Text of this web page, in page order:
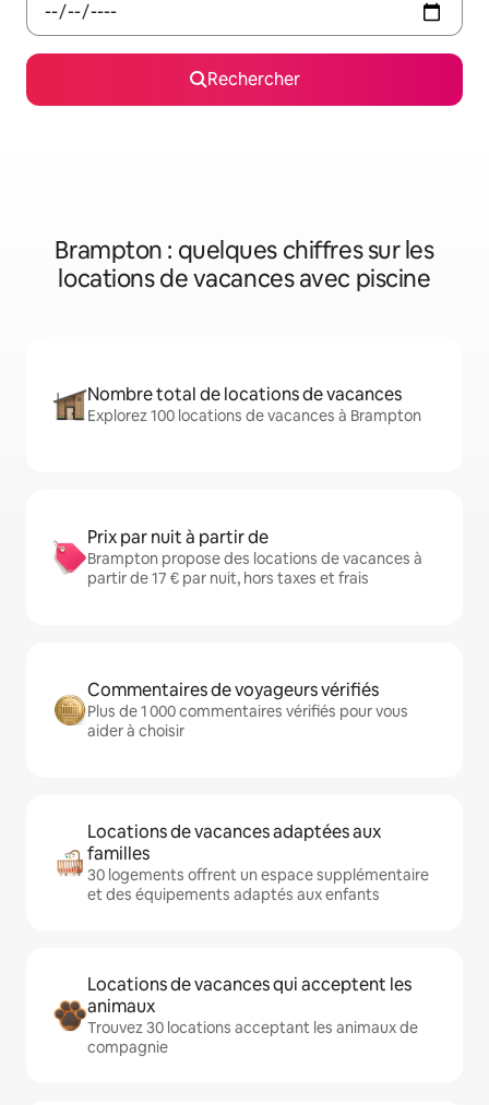
Rechercher
Brampton : quelques chiffres sur les
locations de vacances avec piscine
Nombre total de locations de vacances
Explorez 100 locations de vacances à Brampton
Prix par nuit à partir de
Brampton propose des locations de vacances à
partir de 17 € par nuit, hors taxes et frais
Commentaires de voyageurs vérifiés
Plus de 1 000 commentaires vérifiés pour vous
aider à choisir
Locations de vacances adaptées aux
familles
30 logements offrent un espace supplémentaire
et des équipements adaptés aux enfants
Locations de vacances qui acceptent les
animaux
Trouvez 30 locations acceptant les animaux de
compagnie